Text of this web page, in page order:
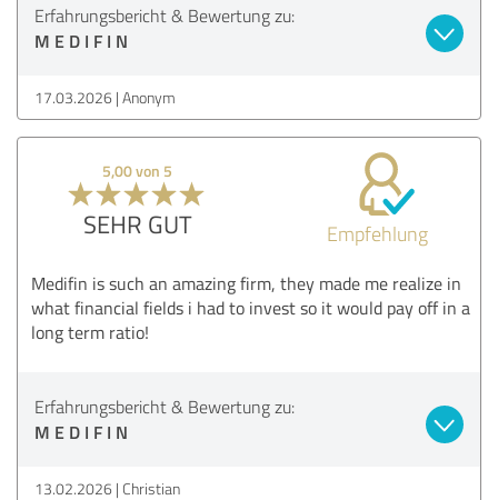
Erfahrungsbericht & Bewertung zu:
M E D I F I N
17.03.2026 Anonym
5,00 von 5
SEHR GUT Empfehlung
Medifin is such an amazing firm, they made me realize in
what financial fields i had to invest so it would pay off in a
long term ratio!
Erfahrungsbericht & Bewertung zu:
M E D I F I N
13.02.2026 Christian